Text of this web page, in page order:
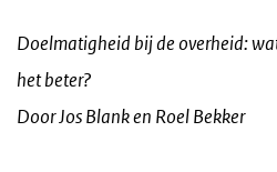
Doelmatigheid bij de overheid:
het beter?
Door Jos Blank en Roel Bekker